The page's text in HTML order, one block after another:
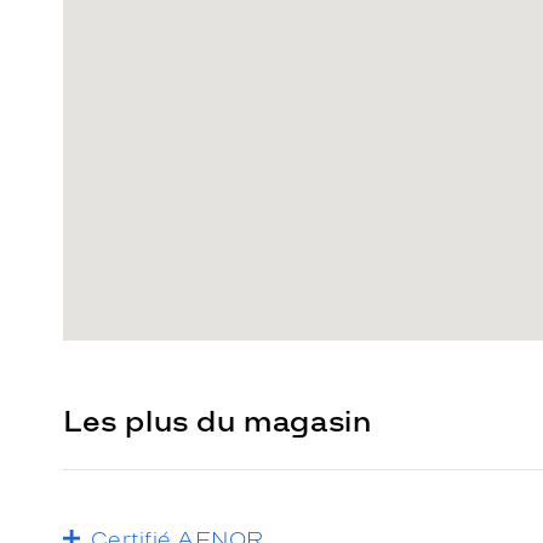
Les plus du magasin